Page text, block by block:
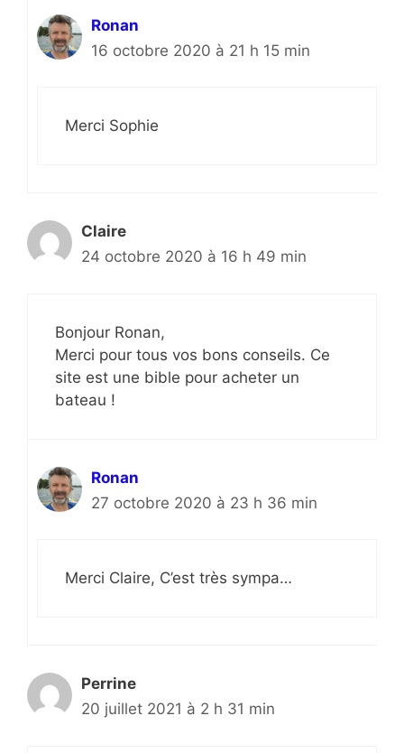
Ronan
16 octobre 2020 à 21 h 15 min
Merci Sophie
Claire
24 octobre 2020 à 16 h 49 min
Bonjour Ronan,
Merci pour tous vos bons conseils. Ce
site est une bible pour acheter un
bateau !
Ronan
27 octobre 2020 à 23 h 36 min
Merci Claire, C’est très sympa…
Perrine
20 juillet 2021 à 2 h 31 min